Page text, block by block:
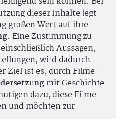
dieser Inhalte legt
großen Wert auf ihre
. Eine Zustimmung zu
Aussagen,
wird dadurch
Ziel ist es, durch Filme
mit Geschichte
dazu, diese Filme
und möchten zur